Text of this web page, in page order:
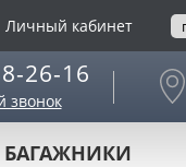
Личный кабинет
26-16
звонок
БАГАЖНИКИ